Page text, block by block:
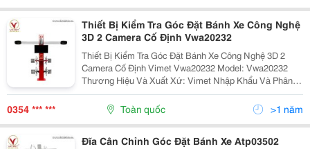
Thiết Bị Kiểm Tra Góc Đặt Bánh Xe Công Nghệ
3D 2 Camera Cố Định Vwa20232
Thiết Bị Kiểm Tra Góc Đặt Bánh Xe Công Nghệ 3D 2
Camera Cố Định Vimet Vwa20232 Model: Vwa20232
Thương Hiệu Và Xuất Xứ: Vimet Nhập Khẩu Và Phân
Phối: Thietbioto.vn Thông Số Kỹ Thuật: - Góc Camber
(Trước / Sau) - Dải Đo: &Plusmn; 15&Deg;...
0354 *** *** Toàn quốc >1 năm
Đĩa Cân Chỉnh Góc Đặt Bánh Xe Atp03502